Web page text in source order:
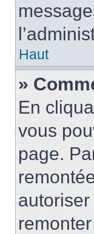
Haut
»
En
vous
page.